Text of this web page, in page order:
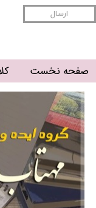
صفحه نخست
ارسال